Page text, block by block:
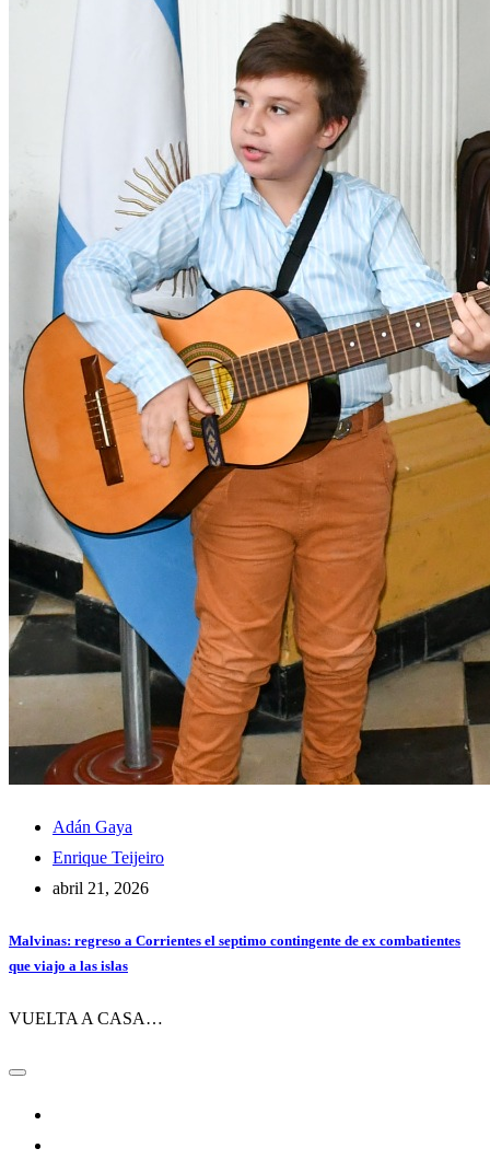
Adán Gaya
Enrique Teijeiro
abril 21, 2026
Malvinas: regreso a Corrientes el septimo contingente de ex combatientes
que viajo a las islas
VUELTA A CASA…